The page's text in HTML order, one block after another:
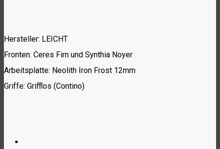
Hersteller: LEICHT
Fronten: Ceres Firn und Synthia Noyer
Arbeitsplatte: Neolith Iron Frost 12mm
Griffe: Grifflos (Contino)